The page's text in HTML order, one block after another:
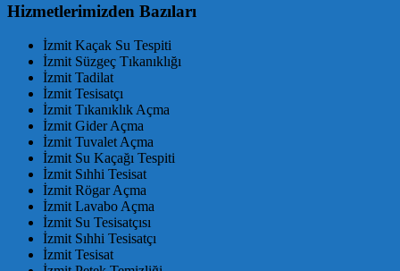
Hizmetlerimizden Bazıları
İzmit Kaçak Su Tespiti
İzmit Süzgeç Tıkanıklığı
İzmit Tadilat
İzmit Tesisatçı
İzmit Tıkanıklık Açma
İzmit Gider Açma
İzmit Tuvalet Açma
İzmit Su Kaçağı Tespiti
İzmit Sıhhi Tesisat
İzmit Rögar Açma
İzmit Lavabo Açma
İzmit Su Tesisatçısı
İzmit Sıhhi Tesisatçı
İzmit Tesisat